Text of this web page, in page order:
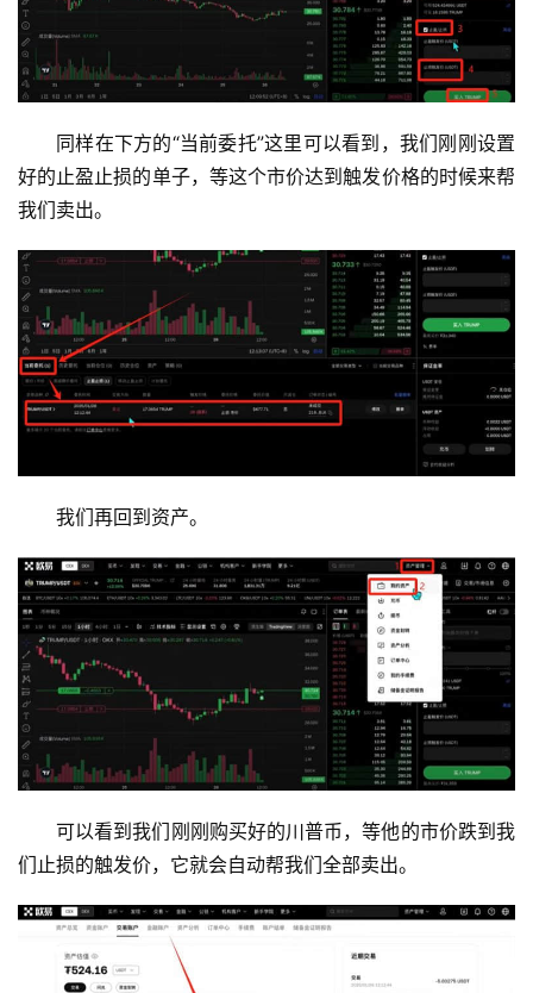
同样在下方的“当前委托”这里可以看到，我们刚刚设置
好的止盈止损的单子，等这个市价达到触发价格的时候来帮
我们卖出。
我们再回到资产。
可以看到我们刚刚购买好的川普币，等他的市价跌到我
们止损的触发价，它就会自动帮我们全部卖出。